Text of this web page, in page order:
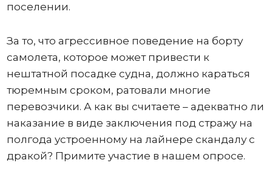
поселении.
За то, что агрессивное поведение на борту
самолета, которое может привести к
нештатной посадке судна, должно караться
тюремным сроком, ратовали многие
перевозчики. А как вы считаете – адекватно ли
наказание в виде заключения под стражу на
полгода устроенному на лайнере скандалу с
дракой? Примите участие в нашем опросе.